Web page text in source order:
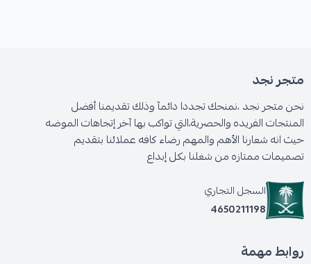
متجر نجد
نحن متجر نجد ،نمنحك تجددا دائمآ وذلك تقديمنا أفضل
المنتجات الفريده والحصرية،التي تواكب بها آخر إتجاهات الموضه
حيث انه شعارنا الأهم والمهم رضاء كافه عملائنا بتقديم
تصميمات ممتازه من شغلنا بكل إبداع
السجل التجاري
4650211198
روابط مهمة